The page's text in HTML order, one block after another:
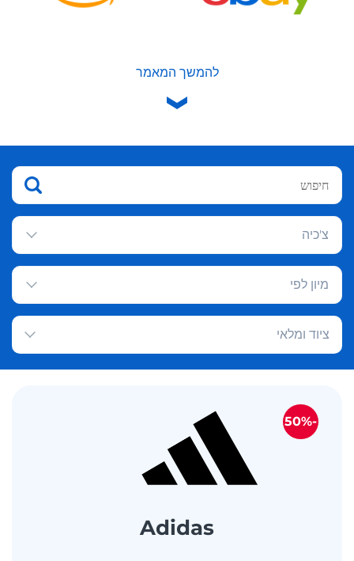
להמשך המאמר
צ'כיה
מיון לפי
ציוד ומלאי
Adidas
-50%